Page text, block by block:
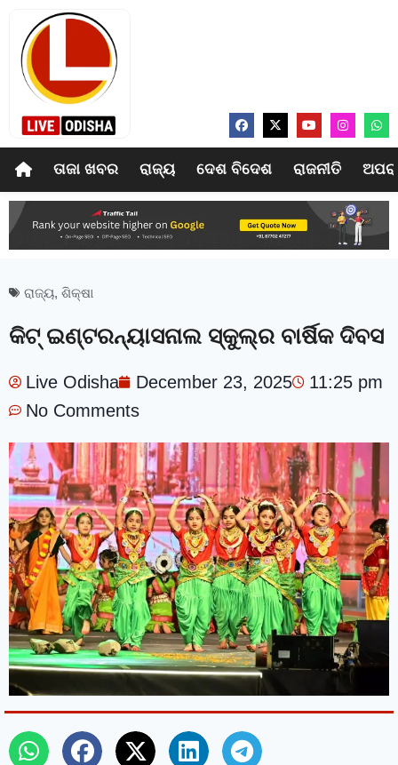
ତାଜା ଖବର ରାଜ୍ୟ ଦେଶ ବିଦେଶ ରାଜନୀତି
ରାଜ୍ୟ, ଶିକ୍ଷା
କିଟ୍‍ ଇଣ୍ଟରନ୍ୟାସନାଲ ସ୍କୁଲ୍‌ର ବାର୍ଷିକ ଦିବସ
Live Odisha December 23, 2025
11:25 pm
No Comments